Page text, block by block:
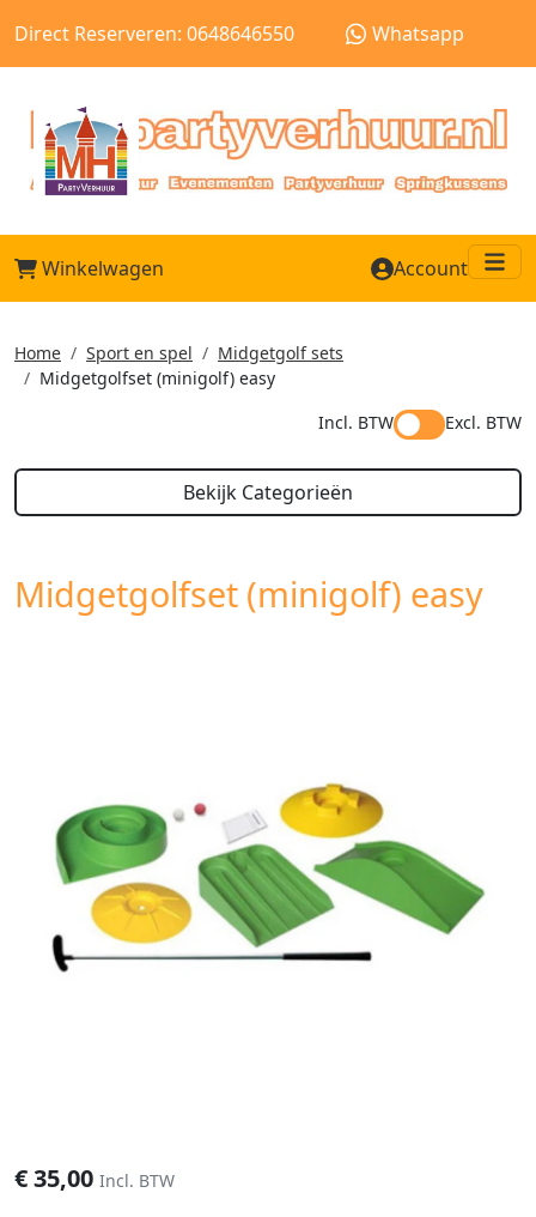
Direct Reserveren: 0648646550 Whatsapp
Winkelwagen Account
Home Sport en spel
Midgetgolf sets
Midgetgolfset (minigolf) easy
Incl. BTW
Excl. BTW
Bekijk Categorieën
Midgetgolfset (minigolf) easy
€35,00 Incl. BTW